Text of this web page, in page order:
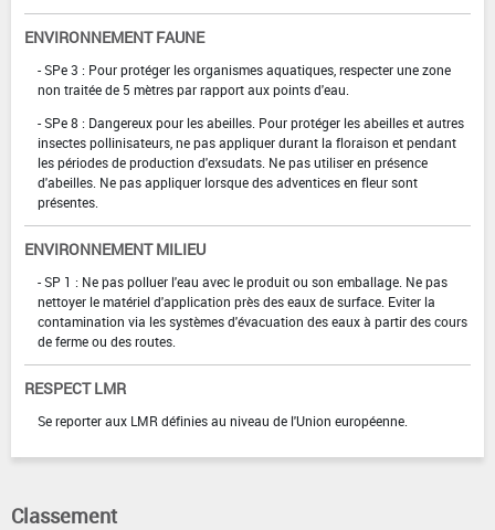
ENVIRONNEMENT FAUNE
- SPe 3 : Pour protéger les organismes aquatiques, respecter une zone
non traitée de 5 mètres par rapport aux points d'eau.
- SPe 8 : Dangereux pour les abeilles. Pour protéger les abeilles et autres
insectes pollinisateurs, ne pas appliquer durant la floraison et pendant
les périodes de production d'exsudats. Ne pas utiliser en présence
d'abeilles. Ne pas appliquer lorsque des adventices en fleur sont
présentes.
ENVIRONNEMENT MILIEU
- SP 1 : Ne pas polluer l'eau avec le produit ou son emballage. Ne pas
nettoyer le matériel d'application près des eaux de surface. Eviter la
contamination via les systèmes d'évacuation des eaux à partir des cours
de ferme ou des routes.
RESPECT LMR
Se reporter aux LMR définies au niveau de l'Union européenne.
Classement